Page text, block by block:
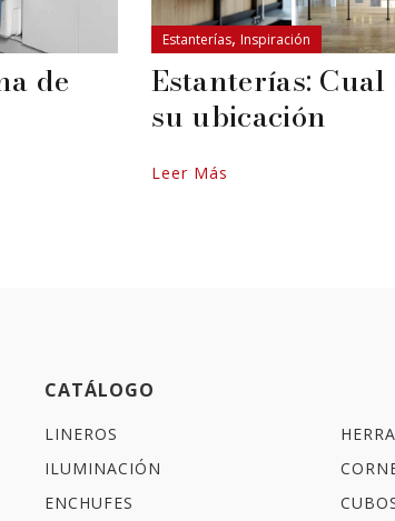
de
Estanterías, Inspiración
Estanterías:
su ubicación
Leer Más
CATÁLOGO
LINEROS
ILUMINACIÓN
ENCHUFES